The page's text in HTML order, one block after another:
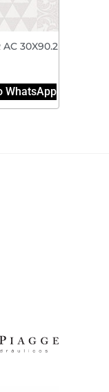
AC 30X90.2
WhatsApp